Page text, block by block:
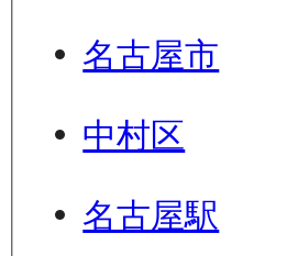
名古屋市
中村区
名古屋駅